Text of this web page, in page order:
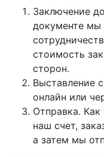
Заключение
документе мы
стоимость
сторон.
Выставление
онлайн или
Отправка. Как
наш счет,
а затем мы